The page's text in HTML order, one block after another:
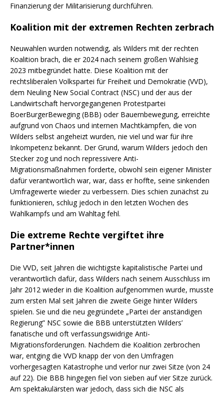
Finanzierung der Militarisierung durchführen.
Koalition mit der extremen Rechten zerbrach
Neuwahlen wurden notwendig, als Wilders mit der rechten
Koalition brach, die er 2024 nach seinem großen Wahlsieg
2023 mitbegründet hatte. Diese Koalition mit der
rechtsliberalen Volkspartei für Freiheit und Demokratie (VVD),
dem Neuling New Social Contract (NSC) und der aus der
Landwirtschaft hervorgegangenen Protestpartei
BoerBurgerBeweging (BBB) oder Bauernbewegung, erreichte
aufgrund von Chaos und internen Machtkämpfen, die von
Wilders selbst angeheizt wurden, nie viel und war für ihre
Inkompetenz bekannt. Der Grund, warum Wilders jedoch den
Stecker zog und noch repressivere Anti-
Migrationsmaßnahmen forderte, obwohl sein eigener Minister
dafür verantwortlich war, war, dass er hoffte, seine sinkenden
Umfragewerte wieder zu verbessern. Dies schien zunächst zu
funktionieren, schlug jedoch in den letzten Wochen des
Wahlkampfs und am Wahltag fehl.
Die extreme Rechte vergiftet ihre
Partner*innen
Die VVD, seit Jahren die wichtigste kapitalistische Partei und
verantwortlich dafür, dass Wilders nach seinem Ausschluss im
Jahr 2012 wieder in die Koalition aufgenommen wurde, musste
zum ersten Mal seit Jahren die zweite Geige hinter Wilders
spielen. Sie und die neu gegründete „Partei der anständigen
Regierung” NSC sowie die BBB unterstützten Wilders’
fanatische und oft verfassungswidrige Anti-
Migrationsforderungen. Nachdem die Koalition zerbrochen
war, entging die VVD knapp der von den Umfragen
vorhergesagten Katastrophe und verlor nur zwei Sitze (von 24
auf 22). Die BBB hingegen fiel von sieben auf vier Sitze zurück.
Am spektakulärsten war jedoch, dass sich die NSC als